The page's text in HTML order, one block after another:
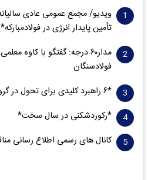
ویدیو/ مجمع عمومی عادی
تأمین پایدار انرژی در فولادمبارکه*
مدار‌۶٠ درجه: گفتگو با کاوه
فولادسنگان
*۶ راهبرد کلیدی برای تحول در گروه فولاد مبارکه*
*رکوردشکنی در سال سخت*
کانال های رسمی اطلاع رسانی